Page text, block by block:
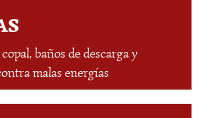
baños de descarga y
malas energías